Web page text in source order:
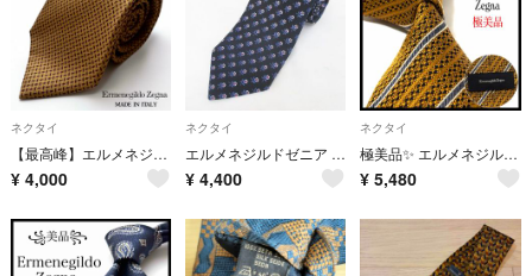
ネクタイ
【最高峰】エルメネジルド ゼニア イタリア製シルク ネクタイ 小紋柄
¥ 4,000
ネクタイ
エルメネジルドゼニア 花柄 シルク 絹 ネクタイ レギュラータイ 紺系 ネイビー
¥ 4,400
ネクタイ
極美品✨ エルメネジルドゼニア ネクタイ ストライプ ブラウン イタリア製
¥ 5,480